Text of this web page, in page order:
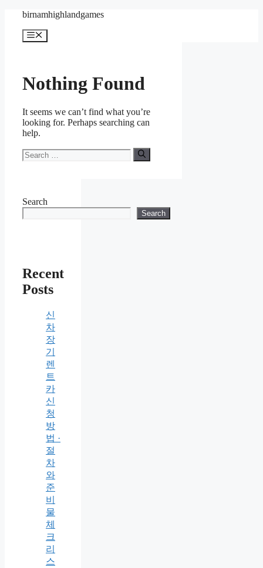
content
birnamhighlandgames
Menu
Nothing Found
It seems we can’t find what you’re
looking for. Perhaps searching can
help.
Search
for:
Search
Search
Recent
Posts
신
차
장
기
렌
트
카
신
청
방
법 ·
절
차
와
준
비
물
체
크
리
스